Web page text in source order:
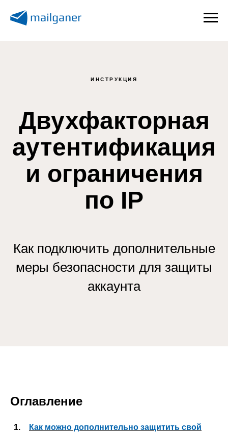
ИНСТРУКЦИЯ
Двухфакторная
аутентификация
и ограничения
по IP
Как подключить дополнительные
меры безопасности для защиты
аккаунта
Оглавление
1.
Как можно дополнительно защитить свой